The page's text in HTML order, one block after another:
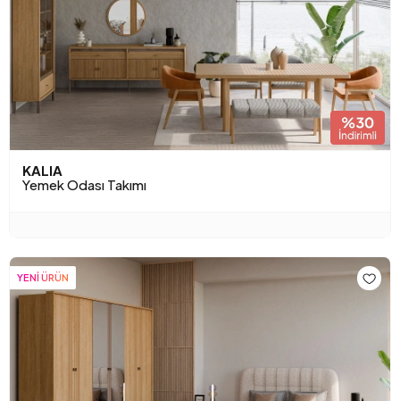
KALIA
Yemek Odası Takımı
YENİ ÜRÜN